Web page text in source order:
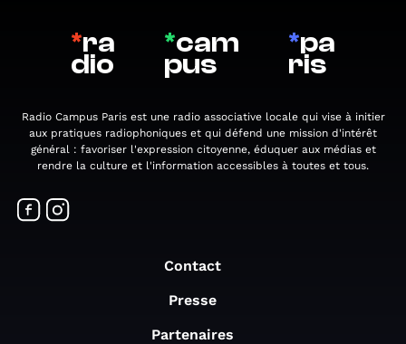
*ra
dio
*cam
pus
*pa
ris
Radio Campus Paris est une radio associative locale qui vise à initier
aux pratiques radiophoniques et qui défend une mission d'intérêt
général : favoriser l'expression citoyenne, éduquer aux médias et
rendre la culture et l'information accessibles à toutes et tous.
Contact
Presse
Partenaires